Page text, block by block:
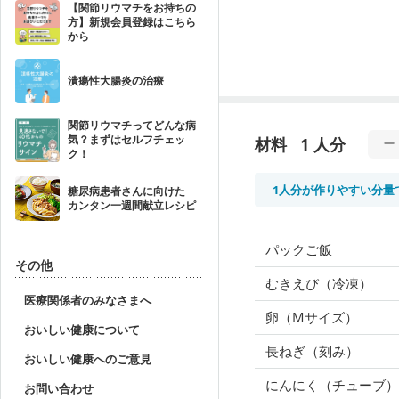
【関節リウマチをお持ちの
方】新規会員登録はこちら
から
潰瘍性大腸炎の治療
関節リウマチってどんな病
気？まずはセルフチェッ
ク！
糖尿病患者さんに向けた
カンタン一週間献立レシピ
その他
医療関係者のみなさまへ
おいしい健康について
おいしい健康へのご意見
お問い合わせ
材料 1 人分
1人分が作りやすい分量
パックご飯
むきえび（冷凍）
卵（Mサイズ）
長ねぎ（刻み）
にんにく（チューブ）